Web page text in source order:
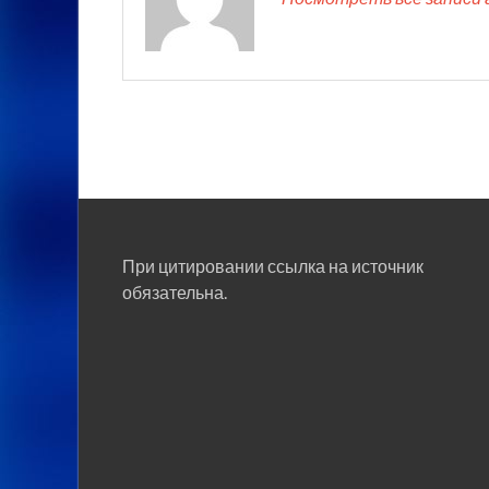
При цитировании ссылка на источник
обязательна.